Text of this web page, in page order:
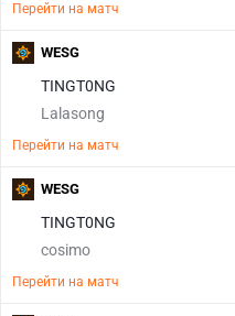
Перейти на матч
TINGT0NG
Lalasong
Перейти на матч
WESG
TINGT0NG
cosimo
Перейти на матч
WESG